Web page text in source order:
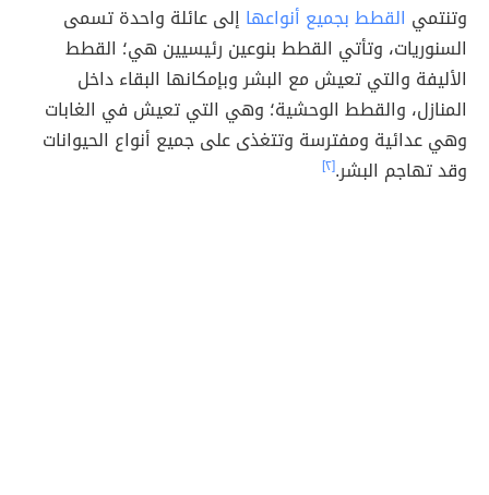
وتنتمي القطط بجميع أنواعها إلى عائلة واحدة تسمى
السنوريات، وتأتي القطط بنوعين رئيسيين هي؛ القطط
الأليفة والتي تعيش مع البشر وبإمكانها البقاء داخل
المنازل، والقطط الوحشية؛ وهي التي تعيش في الغابات
وهي عدائية ومفترسة وتتغذى على جميع أنواع الحيوانات
وقد تهاجم البشر.[٢]